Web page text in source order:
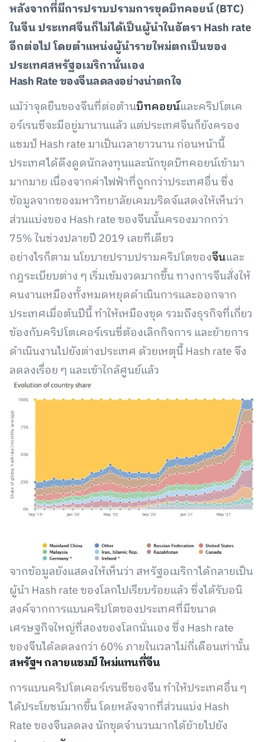
หลังจากที่มีการปราบปรามการขุดบิทคอยน์ (BTC)
ในจีน ประเทศจีนก็ไม่ได้เป็นผู้นำในอัตรา Hash rate
อีกต่อไป โดยตำแหน่งผู้นำรายใหม่ตกเป็นของ
ประเทศสหรัฐอเมริกานั่นเอง
Hash Rateของจีนลดลงอย่างน่าตกใจ
แม้ว่าจุดยืนของจีนที่ต่อต้านบิทคอยน์และคริปโตเค
อร์เรนซีจะมีอยู่มานานแล้ว แต่ประเทศจีนก็ยังครอง
แชมป์ Hash rate มาเป็นเวลายาวนาน ก่อนหน้านี้
ประเทศได้ดึงดูดนักลงทุนและนักขุดบิทคอยน์เข้ามา
มากมาย เนื่องจากค่าไฟฟ้าที่ถูกกว่าประเทศอื่น ซึ่ง
ข้อมูลจากของมหาวิทยาลัยเคมบริดจ์แสดงให้เห็นว่า
ส่วนแบ่งของ Hash rate ของจีนนั้นครองมากกว่า
75% ในช่วงปลายปี 2019 เลยทีเดียว
อย่างไรก็ตาม นโยบายปราบปรามคริปโตของจีนและ
กฎระเบียบต่าง ๆ เริ่มเข้มงวดมากขึ้น ทางการจีนสั่งให้
คนงานเหมืองทั้งหมดหยุดดำเนินการและออกจาก
ประเทศเมื่อต้นปีนี้ ทำให้เหมืองขุด รวมถึงธุรกิจที่เกี่ยว
ข้องกับคริปโตเคอร์เรนซี่ต้องเลิกกิจการ และย้ายการ
ดำเนินงานไปยังต่างประเทศ ด้วยเหตุนี้ Hash rate จึง
ลดลงเรื่อย ๆ และเข้าใกล้ศูนย์แล้ว
จากข้อมูลยังแสดงให้เห็นว่า สหรัฐอเมริกาได้กลายเป็น
ผู้นำ Hash rate ของโลกไปเรียบร้อยแล้ว ซึ่งได้รับอนิ
สงค์จากการแบนคริปโตของประเทศที่มีขนาด
เศรษฐกิจใหญ่ที่สองของโลกนั่นเอง ซึ่ง Hash rate
ของจีนได้ลดลงกว่า 60% ภายในเวลาไม่กี่เดือนเท่านั้น
สหรัฐฯ กลายแชมป์ใหม่แทนที่จีน
การแบนคริปโตเคอร์เรนซีของจีน ทำให้ประเทศอื่น ๆ
ได้ประโยชน์มากขึ้น โดยหลังจากที่ส่วนแบ่ง Hash
Rate ของจีนลดลง นักขุดจำนวนมากได้ย้ายไปยัง